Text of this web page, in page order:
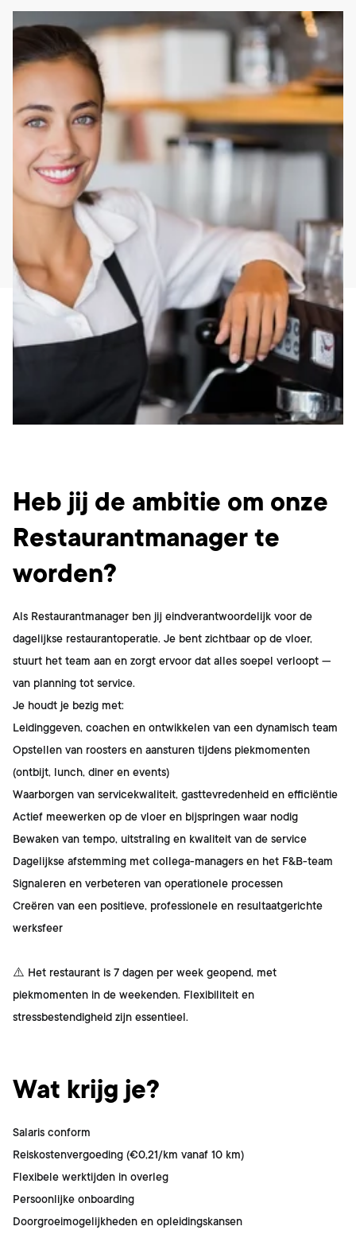
Wat ga je doen?
Heb jij de ambitie om onze
Restaurantmanager te
worden?
Als Restaurantmanager ben jij eindverantwoordelijk voor de
dagelijkse restaurantoperatie. Je bent zichtbaar op de vloer,
stuurt het team aan en zorgt ervoor dat alles soepel verloopt —
van planning tot service.
Je houdt je bezig met:
Leidinggeven, coachen en ontwikkelen van een dynamisch team
Opstellen van roosters en aansturen tijdens piekmomenten
(ontbijt, lunch, diner en events)
Waarborgen van servicekwaliteit, gasttevredenheid en efficiëntie
Actief meewerken op de vloer en bijspringen waar nodig
Bewaken van tempo, uitstraling en kwaliteit van de service
Dagelijkse afstemming met collega-managers en het F&B-team
Signaleren en verbeteren van operationele processen
Creëren van een positieve, professionele en resultaatgerichte
werksfeer
⚠️ Het restaurant is 7 dagen per week geopend, met
piekmomenten in de weekenden. Flexibiliteit en
stressbestendigheid zijn essentieel.
Wat krijg je?
Salaris conform
Reiskostenvergoeding (€0,21/km vanaf 10 km)
Flexibele werktijden in overleg
Persoonlijke onboarding
Doorgroeimogelijkheden en opleidingskansen